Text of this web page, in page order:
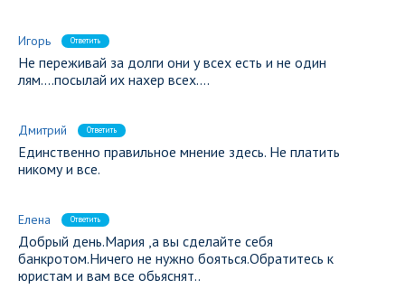
Игорь Ответить
Не переживай за долги они у всех есть и не один
лям….посылай их нахер всех….
Дмитрий Ответить
Единственно правильное мнение здесь. Не платить
никому и все.
Елена Ответить
Добрый день.Мария ,а вы сделайте себя
банкротом.Ничего не нужно бояться.Обратитесь к
юристам и вам все обьяснят..